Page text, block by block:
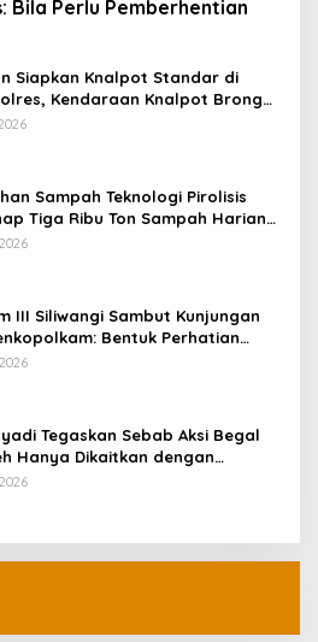
Bila Perlu Pemberhentian
Siapkan Knalpot Standar di
Kendaraan Knalpot Brong
Langsung Ganti
Sampah Teknologi Pirolisis
Tiga Ribu Ton Sampah Harian
III Siliwangi Sambut Kunjungan
Bentuk Perhatian
Tegaskan Sebab Aksi Begal
Hanya Dikaitkan dengan